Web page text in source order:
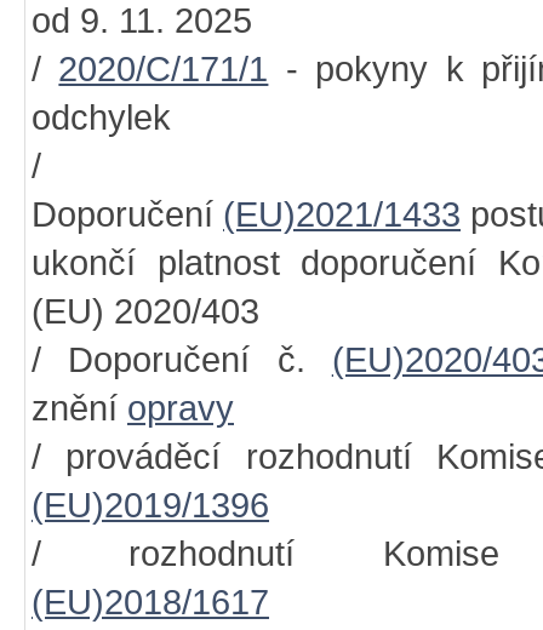
od 9. 11. 2025
/ 2020/C/171/1 - pokyny k
odchylek
/
Doporučení (EU)2021/1433
ukončí platnost doporučení
(EU) 2020/403
/ Doporučení č. (EU)2020/
znění opravy
/ prováděcí rozhodnutí
(EU)2019/1396
/ rozhodnutí
(EU)2018/1617